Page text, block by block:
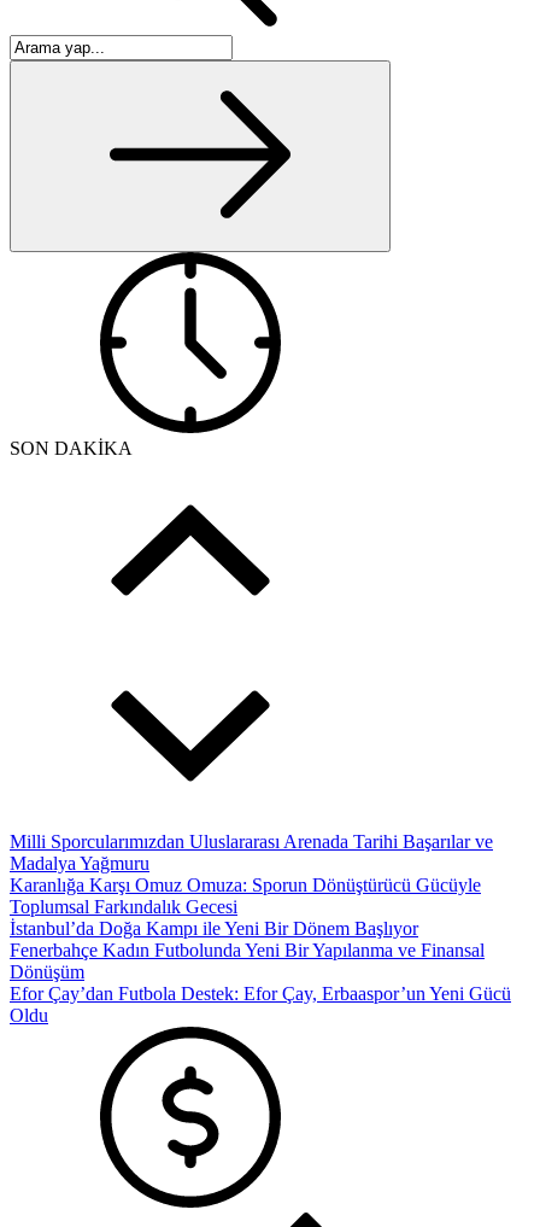
SON DAKİKA
Milli Sporcularımızdan Uluslararası Arenada Tarihi Başarılar ve
Madalya Yağmuru
Karanlığa Karşı Omuz Omuza: Sporun Dönüştürücü Gücüyle
Toplumsal Farkındalık Gecesi
İstanbul’da Doğa Kampı ile Yeni Bir Dönem Başlıyor
Fenerbahçe Kadın Futbolunda Yeni Bir Yapılanma ve Finansal
Dönüşüm
Efor Çay’dan Futbola Destek: Efor Çay, Erbaaspor’un Yeni Gücü
Oldu